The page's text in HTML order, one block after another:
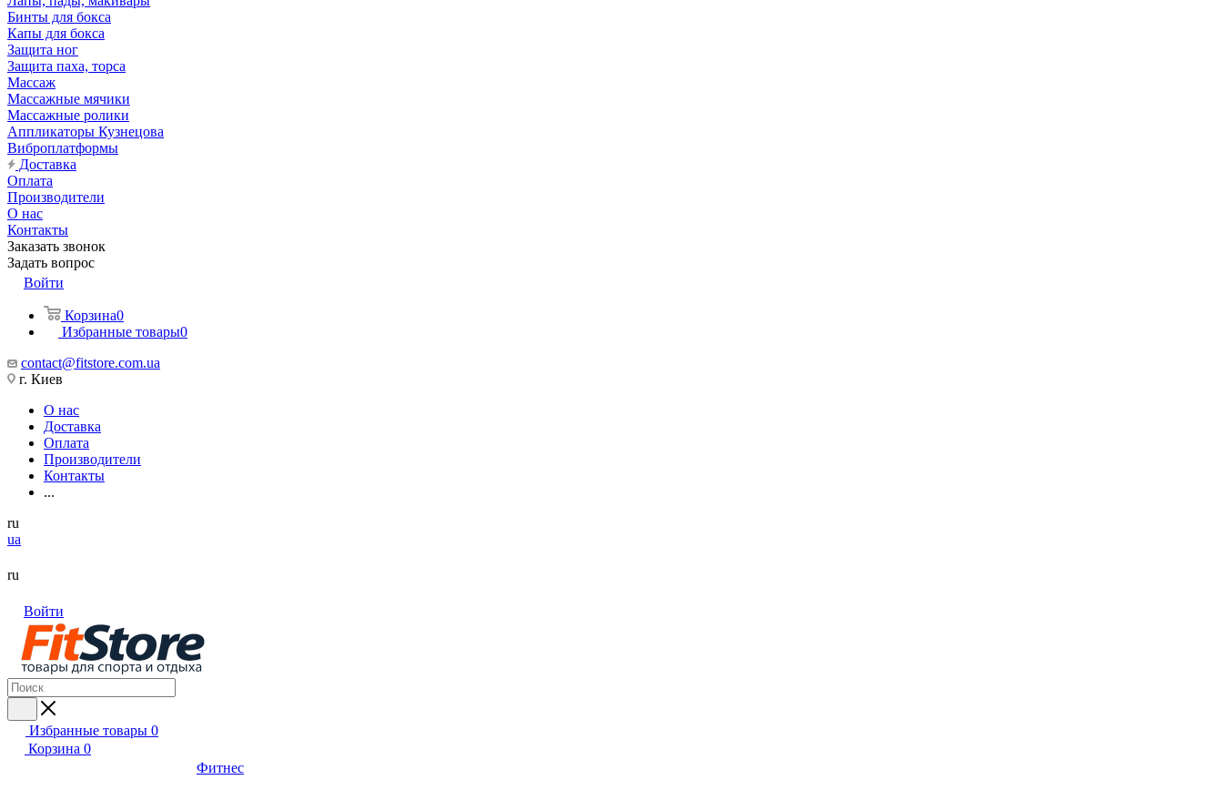
Бинты для бокса
Капы для бокса
Защита ног
Защита паха, торса
Массаж
Массажные мячики
Массажные ролики
Аппликаторы Кузнецова
Виброплатформы
Доставка
Оплата
Производители
О нас
Контакты
Заказать звонок
Задать вопрос
Войти
Корзина0
Избранные товары0
contact@fitstore.com.ua
г. Киев
О нас
Доставка
Оплата
Производители
Контакты
...
ru
ua
ru
Войти
Избранные товары 0
Корзина 0
Фитнес